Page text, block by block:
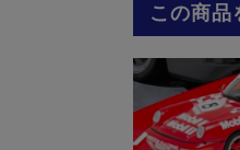
この商品